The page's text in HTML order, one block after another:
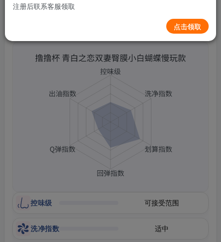
撸撸杯 青白之恋双妻臀膜小白蝴蝶慢玩款
控味级 可接受范围
洗净指数 适中
注册后联系客服领取
点击领取